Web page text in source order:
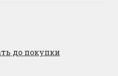
до покупки